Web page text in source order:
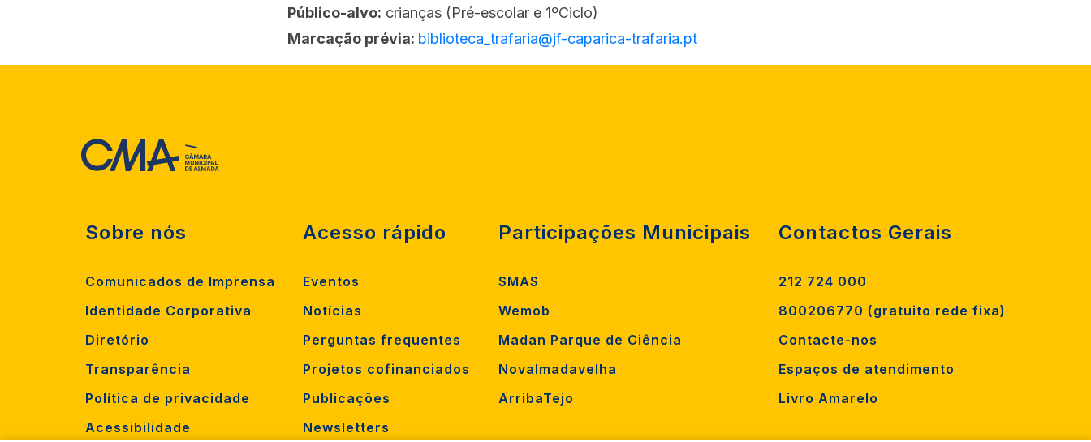
Público-alvo: crianças (Pré-escolar e 1ºCiclo)
Marcação prévia: biblioteca_trafaria@jf-caparica-trafaria.pt
Sobre nós
Comunicados de Imprensa
Identidade Corporativa
Diretório
Transparência
Política de privacidade
Acessibilidade
Acesso rápido
Eventos
Notícias
Perguntas frequentes
Projetos cofinanciados
Publicações
Newsletters
Participações Municipais
SMAS
Wemob
Madan Parque de Ciência
Novalmadavelha
ArribaTejo
Contactos Gerais
212 724 000
800206770 (gratuito rede fixa)
Contacte-nos
Espaços de atendimento
Livro Amarelo